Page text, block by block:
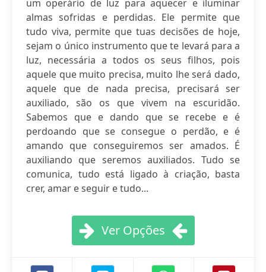
um operário de luz para aquecer e iluminar
almas sofridas e perdidas. Ele permite que
tudo viva, permite que tuas decisões de hoje,
sejam o único instrumento que te levará para a
luz, necessária a todos os seus filhos, pois
aquele que muito precisa, muito lhe será dado,
aquele que de nada precisa, precisará ser
auxiliado, são os que vivem na escuridão.
Sabemos que e dando que se recebe e é
perdoando que se consegue o perdão, e é
amando que conseguiremos ser amados. É
auxiliando que seremos auxiliados. Tudo se
comunica, tudo está ligado à criação, basta
crer, amar e seguir e tudo...
Ver Opções